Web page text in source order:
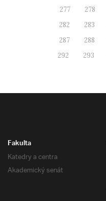
277
278
282
283
287
288
292
293
Fakulta
Katedry a centra
Akademický senát